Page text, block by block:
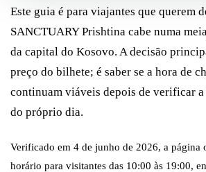
Este guia é para viajantes que querem
SANCTUARY Prishtina cabe numa
da capital do Kosovo. A decisão
preço do bilhete; é saber se a hora de
continuam viáveis depois de verificar
do próprio dia.
Verificado em 4 de junho de 2026, a
horário para visitantes das 10:00 às 19:00,